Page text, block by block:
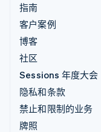
指南
客户案例
博客
社区
Sessions 年度大会
隐私和条款
禁止和限制的业务
牌照